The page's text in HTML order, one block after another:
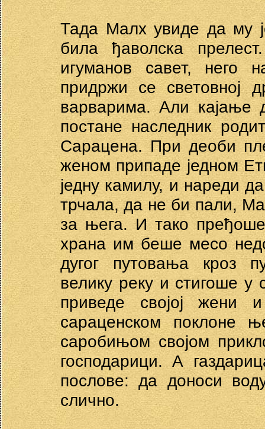
Тада Малх увиде да му
била ђаволска
игуманов савет, него
придржи се световној
варварима. Али кајање
постане наследник
Сарацена. При деоби
женом припаде једном
једну камилу, и нареди
трчала, да не би пали,
за њега. И тако
храна им беше месо
дугог путовања кроз
велику реку и стигоше у
приведе својој
сараценском поклоне
саробињом својом
господарици. А
послове: да доноси
слично.